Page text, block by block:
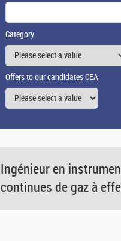
Category
Offers to our candidates CEA
Ingénieur en
continues de gaz à